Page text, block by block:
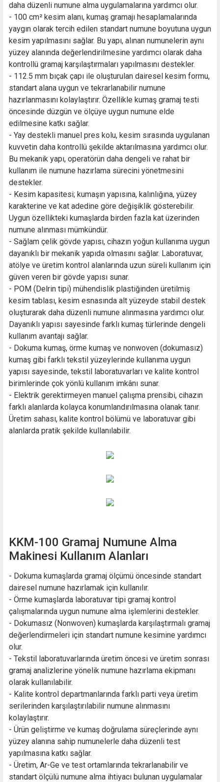
daha düzenli numune alma uygulamalarına yardımcı olur.
- 100 cm² kesim alanı, kumaş gramajı hesaplamalarında
yaygın olarak tercih edilen standart numune boyutuna uygun
kesim yapılmasını sağlar. Bu yapı, alınan numunelerin aynı
yüzey alanında değerlendirilmesine yardımcı olarak daha
kontrollü gramaj karşılaştırmaları yapılmasını destekler.
- 112.5 mm bıçak çapı ile oluşturulan dairesel kesim formu,
standart alana uygun ve tekrarlanabilir numune
hazırlanmasını kolaylaştırır. Özellikle kumaş gramaj testi
öncesinde düzgün ve ölçüye uygun numune elde
edilmesine katkı sağlar.
- Yay destekli manuel pres kolu, kesim sırasında uygulanan
kuvvetin daha kontrollü şekilde aktarılmasına yardımcı olur.
Bu mekanik yapı, operatörün daha dengeli ve rahat bir
kullanım ile numune hazırlama sürecini yönetmesini
destekler.
- Kesim kapasitesi; kumaşın yapısına, kalınlığına, yüzey
karakterine ve kat adedine göre değişiklik gösterebilir.
Uygun özellikteki kumaşlarda birden fazla kat üzerinden
numune alınması mümkündür.
- Sağlam çelik gövde yapısı, cihazın yoğun kullanıma uygun
dayanıklı bir mekanik yapıda olmasını sağlar. Laboratuvar,
atölye ve üretim kontrol alanlarında uzun süreli kullanım için
güven veren bir gövde yapısı sunar.
- POM (Delrin tipi) mühendislik plastiğinden üretilmiş
kesim tablası, kesim esnasında alt yüzeyde stabil destek
oluşturarak daha düzenli numune alınmasına yardımcı olur.
Dayanıklı yapısı sayesinde farklı kumaş türlerinde dengeli
kullanım avantajı sağlar.
- Dokuma kumaş, örme kumaş ve nonwoven (dokumasız)
kumaş gibi farklı tekstil yüzeylerinde kullanıma uygun
yapısı sayesinde, tekstil laboratuvarları ve kalite kontrol
birimlerinde çok yönlü kullanım imkânı sunar.
- Elektrik gerektirmeyen manuel çalışma prensibi, cihazın
farklı alanlarda kolayca konumlandırılmasına olanak tanır.
Üretim sahası, kalite kontrol bölümü ve laboratuvar gibi
alanlarda pratik şekilde kullanılabilir.
KKM-100 Gramaj Numune Alma
Makinesi Kullanım Alanları
- Dokuma kumaşlarda gramaj ölçümü öncesinde standart
dairesel numune hazırlamak için kullanılır.
- Örme kumaşlarda laboratuvar tipi gramaj kontrol
çalışmalarında uygun numune alma işlemlerini destekler.
- Dokumasız (Nonwoven) kumaşlarda karşılaştırmalı gramaj
değerlendirmeleri için standart numune kesimine yardımcı
olur.
- Tekstil laboratuvarlarında üretim öncesi ve üretim sonrası
gramaj analizlerine yönelik numune hazırlama ekipmanı
olarak kullanılabilir.
- Kalite kontrol departmanlarında farklı parti veya üretim
serilerinden karşılaştırılabilir numune alınmasını
kolaylaştırır.
- Ürün geliştirme ve kumaş doğrulama süreçlerinde aynı
yüzey alanına sahip numunelerle daha düzenli test
yapılmasına katkı sağlar.
- Üretim, Ar-Ge ve test ortamlarında tekrarlanabilir ve
standart ölçülü numune alma ihtiyacı bulunan uygulamalar